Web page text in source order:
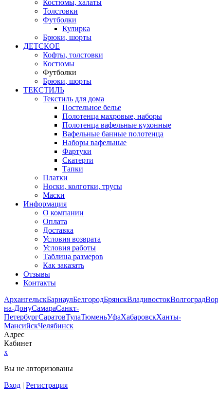
Костюмы, халаты
Толстовки
Футболки
Кулирка
Брюки, шорты
ДЕТСКОЕ
Кофты, толстовки
Костюмы
Футболки
Брюки, шорты
ТЕКСТИЛЬ
Текстиль для дома
Постельное белье
Полотенца махровые, наборы
Полотенца вафельные кухонные
Вафельные банные полотенца
Наборы вафельные
Фартуки
Скатерти
Тапки
Платки
Носки, колготки, трусы
Маски
Информация
О компании
Оплата
Доставка
Условия возврата
Условия работы
Таблица размеров
Как заказать
Отзывы
Контакты
АрхангельскБарнаулБелгородБрянскВладивостокВолгоград
на-ДонуСамараСанкт-
ПетербургСаратовТулаТюменьУфаХабаровскХанты-
МансийскЧелябинск
Адрес
Кабинет
x
Вы не авторизованы
Вход | Регистрация